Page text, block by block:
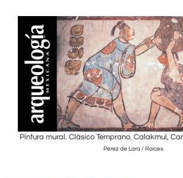
Pintura mural. Clásico Temprano. Calakmul,
Pérez de Lara / Raíces